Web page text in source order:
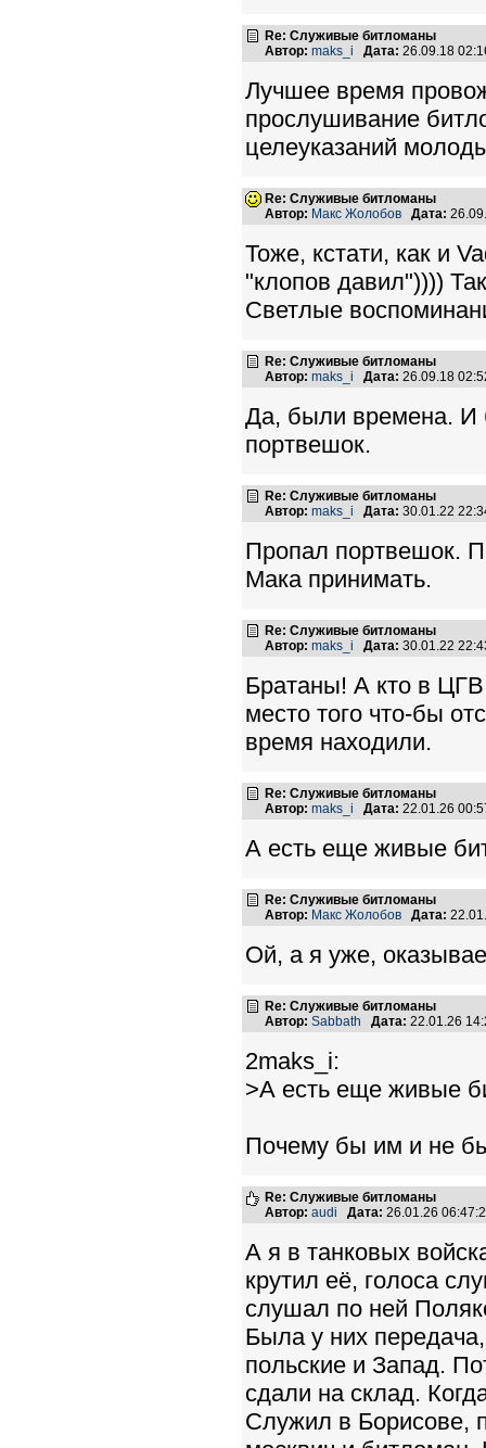
Re: Служивые битломаны
Автор: maks_i Дата: 26.09.18
Лучшее время
прослушивание
целеуказаний
Re: Служивые битломаны
Автор: Макс Жолобов Дата:
Тоже, кстати, как и
"клопов давил"))))
Светлые
Re: Служивые битломаны
Автор: maks_i Дата: 26.09.18
Да, были времена. И
портвешок.
Re: Служивые битломаны
Автор: maks_i Дата: 30.01.22
Пропал портвешок.
Мака принимать.
Re: Служивые битломаны
Автор: maks_i Дата: 30.01.22
Братаны! А кто в
место того что-бы
время находили.
Re: Служивые битломаны
Автор: maks_i Дата: 22.01.26
А есть еще живые
Re: Служивые битломаны
Автор: Макс Жолобов Дата:
Ой, а я уже,
Re: Служивые битломаны
Автор: Sabbath Дата: 22.01.26
2maks_i:
>А есть еще живые
Почему бы им и не
Re: Служивые битломаны
Автор: audi Дата: 26.01.26
А я в танковых
крутил её, голоса
слушал по ней
Была у них
польские и Запад.
сдали на склад.
Служил в Борисове,